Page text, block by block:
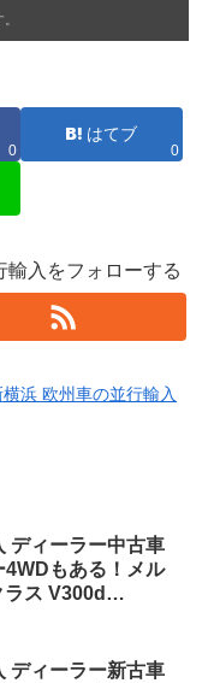
0
はてブ
0
輸入をフォローする
浜 欧州車の並行輸入
ディーラー中古車
もある！メル
ス V300d
ディーラー新古車